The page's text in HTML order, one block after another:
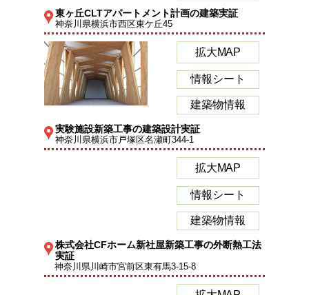
東ヶ丘CLTアパートメント計画の建築実証
神奈川県横浜市西区東ケ丘45
拡大MAP
情報シート
建築物情報
実験施設新築工事の建築設計実証
神奈川県横浜市戸塚区名瀬町344-1
拡大MAP
情報シート
建築物情報
株式会社CFホーム新社屋新築工事の外断熱工法
実証
神奈川県川崎市宮前区東有馬3-15-8